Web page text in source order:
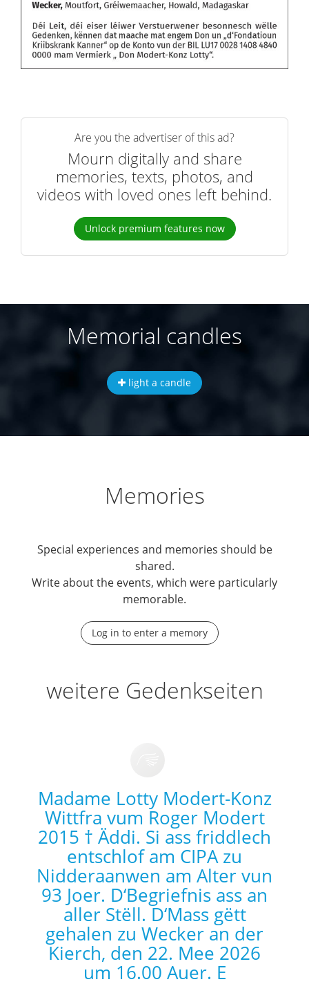
Are you the advertiser of this ad?
Mourn digitally and share
memories, texts, photos, and
videos with loved ones left behind.
Unlock premium features now
Memorial candles
light a candle
Memories
Special experiences and memories should be
shared.
Write about the events, which were particularly
memorable.
Log in to enter a memory
weitere Gedenkseiten
Madame Lotty Modert-Konz
Wittfra vum Roger Modert
2015 † Äddi. Si ass friddlech
entschlof am CIPA zu
Nidderaanwen am Alter vun
93 Joer. D‘Begriefnis ass an
aller Stëll. D‘Mass gëtt
gehalen zu Wecker an der
Kierch, den 22. Mee 2026
um 16.00 Auer. E